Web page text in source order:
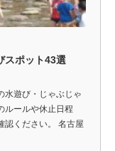
スポット43選
水遊び・じゃぶじゃ
ルールや休止日程
認ください。 名古屋